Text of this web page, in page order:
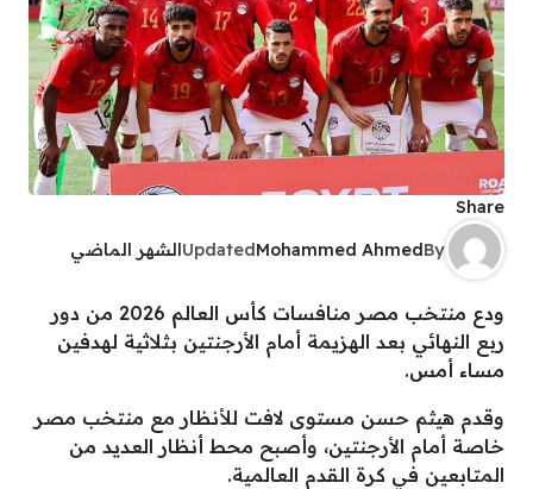
Share
By
Mohammed Ahmed
Updatedالشهر الماضي
ودع منتخب مصر منافسات كأس العالم 2026 من دور
ربع النهائي بعد الهزيمة أمام الأرجنتين بثلاثية لهدفين
مساء أمس.
وقدم هيثم حسن مستوى لافت للأنظار مع منتخب مصر
خاصة أمام الأرجنتين، وأصبح محط أنظار العديد من
المتابعين في كرة القدم العالمية.